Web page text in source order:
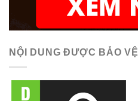
NỘI DUNG ĐƯỢC BẢO VỆ